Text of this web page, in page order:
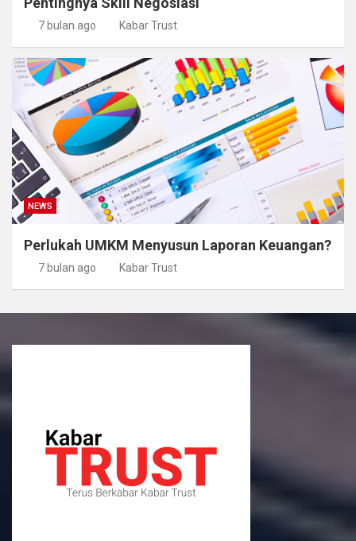
7 bulan ago Kabar Trust
NEWS
Perlukah UMKM Menyusun Laporan Keuangan?
7 bulan ago Kabar Trust